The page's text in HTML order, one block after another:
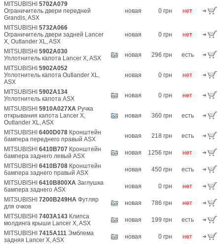
MITSUBISHI 5702A079
Ограничитель двери передней
Grandis, ASX
новая 0 грн нет
MITSUBISHI 5732A066
Ограничитель двери задней Lancer
X, Outlander XL, ASX
новая 0 грн нет
MITSUBISHI 5902A030
Уплотнитель капота Lancer X, ASX
новая 296 грн
есть
MITSUBISHI 5902A052
Уплотнитель капота Outlander XL,
ASX
новая 0 грн нет
MITSUBISHI 5902A134
Уплотнитель капота ASX
новая 0 грн
нет
MITSUBISHI 5910A027XA Ручка
открывания капота Lancer X,
Outlander XL, ASX
новая 360 грн есть
MITSUBISHI 6400D078 Кронштейн
бампера переднего правый ASX
новая 218 грн
есть
MITSUBISHI 6410B707 Кронштейн
бампера заднего левый ASX
новая 1256 грн
нет
MITSUBISHI 6410B708 Кронштейн
бампера заднего правый ASX
новая 450 грн
есть
MITSUBISHI 6410B800XA Заглушка
бампера заднего ASX
новая 0 грн
нет
MITSUBISHI 7200B249HA Футляр
для очков
новая 786 грн
нет
MITSUBISHI 7403A143 Клипса
молдинга крыши Lancer X, ASX
новая 199 грн
есть
MITSUBISHI 7415A111 Эмблема
задняя Lancer X, ASX
новая 0 грн
нет